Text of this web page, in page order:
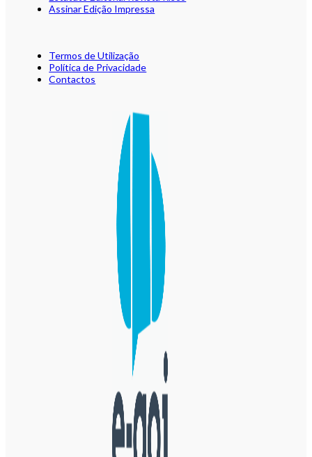
Assinar Edição Impressa
Termos de Utilização
Política de Privacidade
Contactos